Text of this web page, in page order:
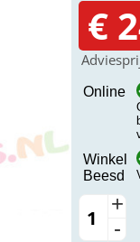
€
Online
Winkel
Beesd
+
-